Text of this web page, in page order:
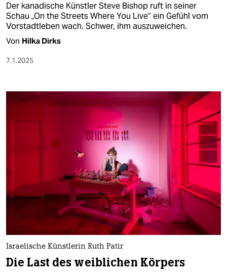
Der kanadische Künstler Steve Bishop ruft in seiner
Schau „On the Streets Where You Live“ ein Gefühl vom
Vorstadtleben wach. Schwer, ihm auszuweichen.
Von Hilka Dirks
7.1.2025
Israelische Künstlerin Ruth Patir
Die Last des weiblichen Körpers